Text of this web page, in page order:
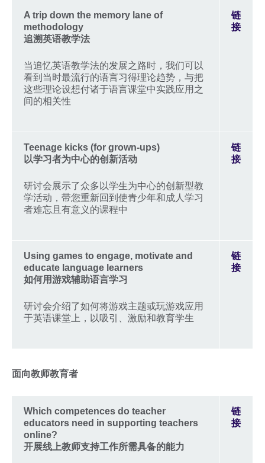
A trip down the memory lane of
methodology
追溯英语教学法
当追忆英语教学法的发展之路时，我们可以
看到当时最流行的语言习得理论趋势，与把
这些理论设想付诸于语言课堂中实践应用之
间的相关性
链
接
Teenage kicks (for grown-ups)
以学习者为中心的创新活动
研讨会展示了众多以学生为中心的创新型教
学活动，带您重新回到使青少年和成人学习
者难忘且有意义的课程中
链
接
Using games to engage, motivate and
educate language learners
如何用游戏辅助语言学习
研讨会介绍了如何将游戏主题或玩游戏应用
于英语课堂上，以吸引、激励和教育学生
链
接
面向教师教育者
Which competences do teacher
educators need in supporting teachers
online?
开展线上教师支持工作所需具备的能力
链
接